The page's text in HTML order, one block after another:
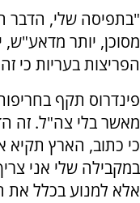
"בתפיסה שלי, הדבר
מסוכן, יותר מדאע"ש,
הפריצות בעריות כי
פינדרוס תקף
מאשר בלי צה"ל. זה
כי כתוב, הארץ תקיא
במקבילה שלי אני
אלא למנוע בכלל את